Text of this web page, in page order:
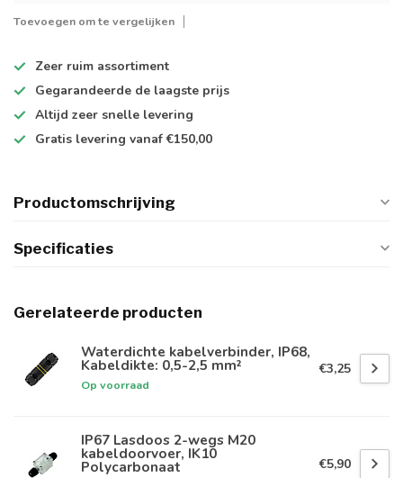
Toevoegen om te vergelijken
Zeer ruim assortiment
Gegarandeerde de laagste prijs
Altijd zeer snelle levering
Gratis levering vanaf €150,00
Productomschrijving
Specificaties
Gerelateerde producten
Waterdichte kabelverbinder, IP68,
Kabeldikte: 0,5-2,5 mm²
Op voorraad
€3,25
IP67 Lasdoos 2-wegs M20
kabeldoorvoer, IK10
Polycarbonaat €5,90